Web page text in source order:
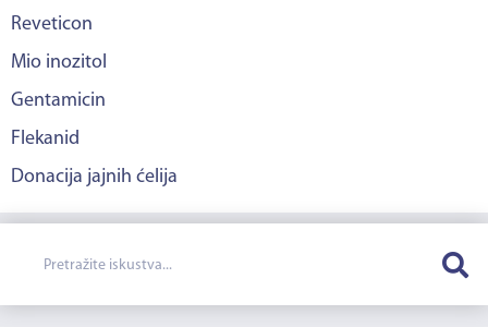
Reveticon
Mio inozitol
Gentamicin
Flekanid
Donacija jajnih ćelija